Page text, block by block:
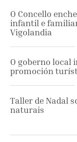
O Concello
infantil e
Vigolandia
O goberno local
promoción
Taller de Nadal
naturais